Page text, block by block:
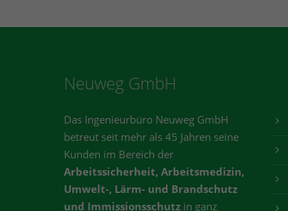
Neuweg GmbH
Das Ingenieurbüro Neuweg GmbH
betreut seit mehr als 45 Jahren seine
Kunden im Bereich der
Arbeitssicherheit, Arbeitsmedizin,
Umwelt-, Lärm- und Brandschutz
und Immissionsschutz in ganz